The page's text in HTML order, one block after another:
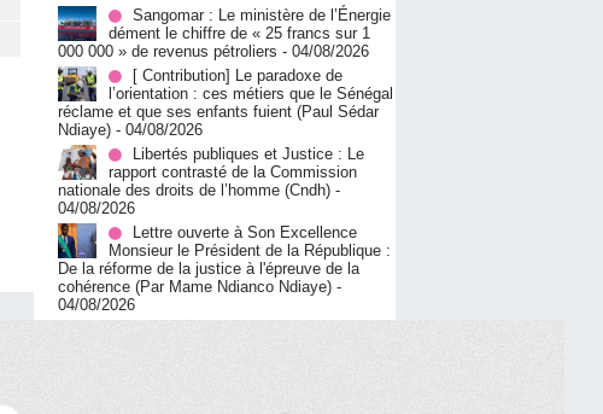
Sangomar : Le ministère de l’Énergie
dément le chiffre de « 25 francs sur 1
000 000 » de revenus pétroliers - 04/08/2026
[ Contribution] Le paradoxe de
l’orientation : ces métiers que le Sénégal
réclame et que ses enfants fuient (Paul Sédar
Ndiaye) - 04/08/2026
Libertés publiques et Justice : Le
rapport contrasté de la Commission
nationale des droits de l’homme (Cndh) -
04/08/2026
Lettre ouverte à Son Excellence
Monsieur le Président de la République :
De la réforme de la justice à l'épreuve de la
cohérence (Par Mame Ndianco Ndiaye) -
04/08/2026